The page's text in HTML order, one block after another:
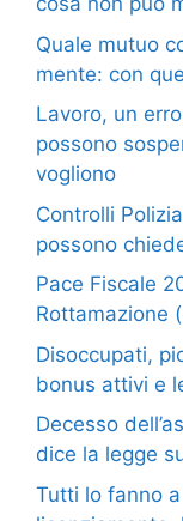
Quale mutuo
mente: con
Lavoro, un
possono
vogliono
Controlli
possono
Pace Fiscale
Rottamazione
Disoccupati,
bonus attivi e
Decesso
dice la legge
Tutti lo fanno